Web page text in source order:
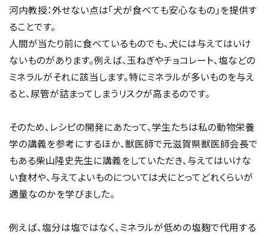
河内教授：外せない点は「犬が食べても安心なもの」を提供す
ることです。
人間が当たり前に食べているものでも、犬には与えてはいけ
ないものがあります。例えば、玉ねぎやチョコレート、塩などの
ミネラルがそれに該当します。特にミネラルが多いものを与え
ると、尿管が詰まってしまうリスクが高まるのです。
そのため、レシピの開発にあたって、学生たちは私の動物栄養
学の講義を参考にするほか、獣医師で元滋賀県獣医師会長で
もある柴山隆史先生に講義をしていただき、与えてはいけな
い食材や、与えてよいものについては犬にとってどれくらいが
適量なのかを学びました。
例えば、塩分は塩ではなく、ミネラルが低めの塩麹で代用する